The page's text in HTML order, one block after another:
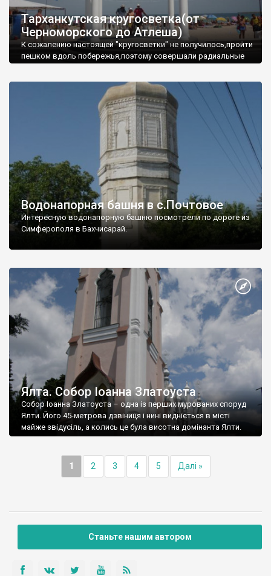
Тарханкутская кругосветка(от
Черноморского до Атлеша)
К сожалению настоящей "кругосветки" не получилось,пройти
пешком вдоль побережья,поэтому совершали радиальные
Водонапорная башня в с.Почтовое
Интересную водонапорную башню посмотрели по дороге из
Симферополя в Бахчисарай.
Ялта. Собор Іоанна Златоуста
Собор Іоанна Златоуста – одна із перших мурованих споруд
Ялти. Його 45-метрова дзвіниця і нині видніється в місті
майже звідусіль, а колись це була висотна домінанта Ялти.
1 2 3 4 5 Далі »
Станьте нашим автором